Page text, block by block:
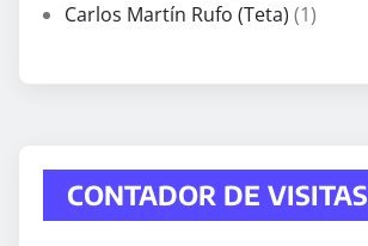
Carlos Martín Rufo (Teta) (1)
CONTADOR DE VISITAS